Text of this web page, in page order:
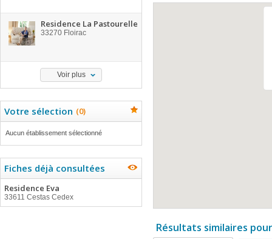
Residence La Pastourelle
33270 Floirac
Voir plus
Votre sélection (0)
Aucun établissement sélectionné
Fiches déjà consultées
Residence Eva
33611 Cestas Cedex
Résultats similaires